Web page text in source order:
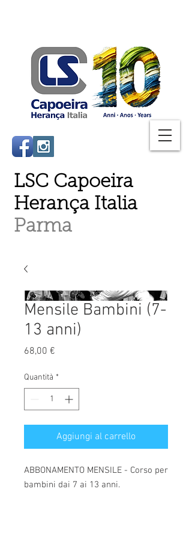
LSC Capoeira
Herança Italia
Parma
Mensile Bambini (7-
13 anni)
68,00 €
Quantità *
Aggiungi al carrello
ABBONAMENTO MENSILE - Corso per
bambini dai 7 ai 13 anni.